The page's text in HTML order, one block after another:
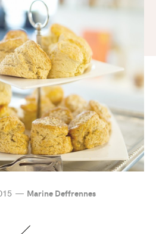
Marine Deffrennes